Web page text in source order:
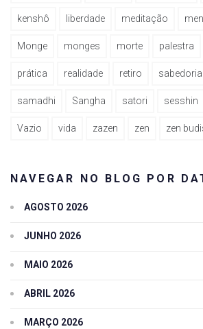
kenshô liberdade meditação
Monge monges morte palestra
prática realidade retiro sabedoria
samadhi Sangha satori sesshin
Vazio vida zazen zen zen
NAVEGAR NO BLOG POR
AGOSTO 2026
JUNHO 2026
MAIO 2026
ABRIL 2026
MARÇO 2026